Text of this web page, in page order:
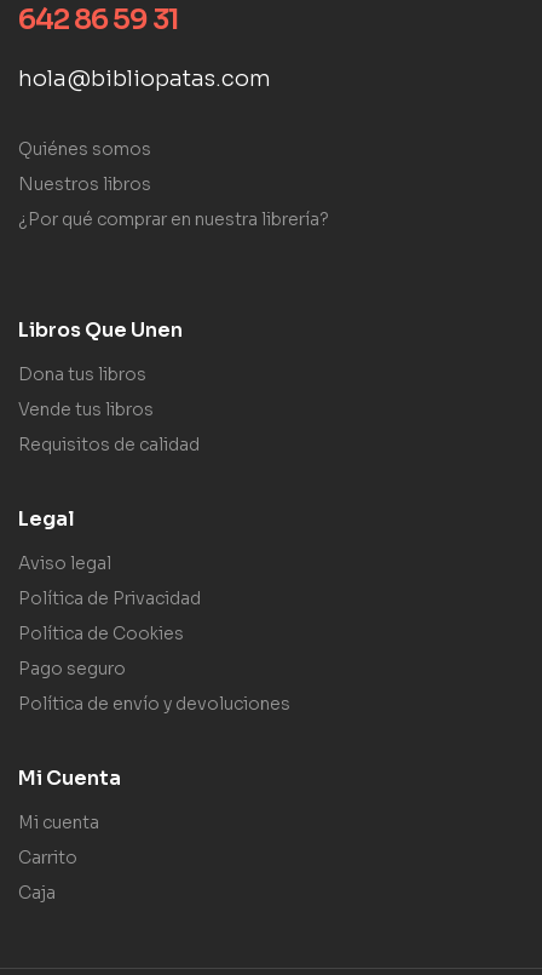
642 86 59 31
hola@bibliopatas.com
Quiénes somos
Nuestros libros
¿Por qué comprar en nuestra librería?
Libros Que Unen
Dona tus libros
Vende tus libros
Requisitos de calidad
Legal
Aviso legal
Política de Privacidad
Política de Cookies
Pago seguro
Política de envío y devoluciones
Mi Cuenta
Mi cuenta
Carrito
Caja